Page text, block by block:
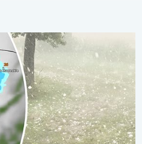
severas. . . sábado, 8